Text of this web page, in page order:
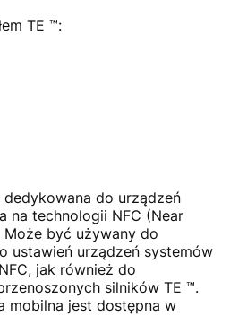
TE ™:
do urządzeń
na technologii NFC (Near
być używany do
ustawień urządzeń systemów
jak również do
silników TE ™.
mobilna jest dostępna w